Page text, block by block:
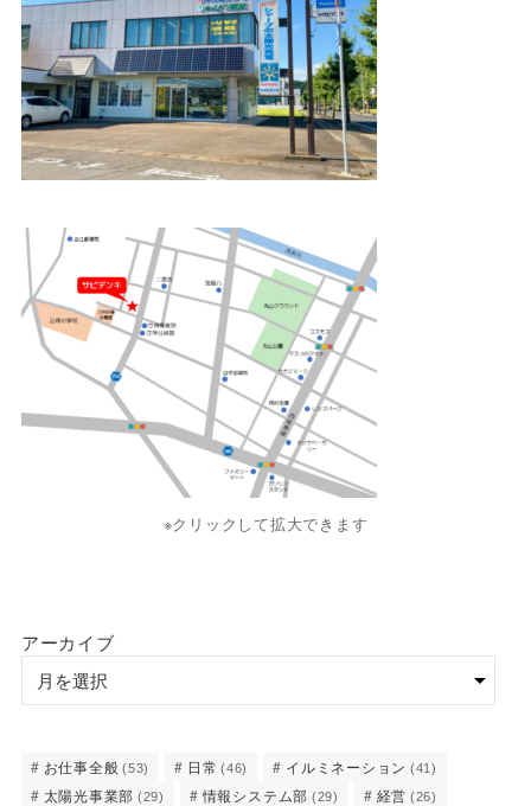
※クリックして拡大できます
アーカイブ
お仕事全般 (53) 日常 (46) イルミネーション (41)
太陽光事業部 (29) 情報システム部 (29) 経営 (26)